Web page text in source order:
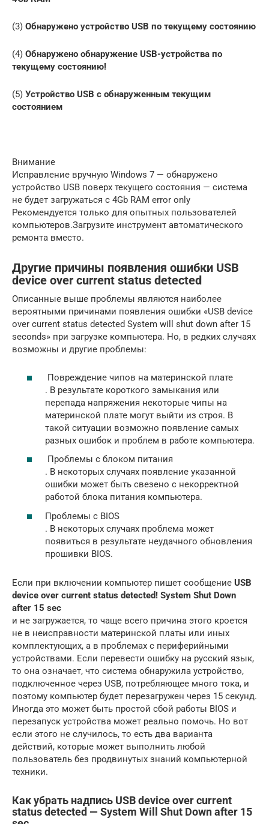
(3) Обнаружено устройство USB по текущему состоянию
(4) Обнаружено обнаружение USB-устройства по
текущему состоянию!
(5) Устройство USB с обнаруженным текущим
состоянием
Внимание
Исправление вручную Windows 7 — обнаружено
устройство USB поверх текущего состояния — система
не будет загружаться с 4Gb RAM error only
Рекомендуется только для опытных пользователей
компьютеров.Загрузите инструмент автоматического
ремонта вместо.
Другие причины появления ошибки USB
device over current status detected
Описанные выше проблемы являются наиболее
вероятными причинами появления ошибки «USB device
over current status detected System will shut down after 15
seconds» при загрузке компьютера. Но, в редких случаях
возможны и другие проблемы:
Повреждение чипов на материнской плате
. В результате короткого замыкания или
перепада напряжения некоторые чипы на
материнской плате могут выйти из строя. В
такой ситуации возможно появление самых
разных ошибок и проблем в работе компьютера.
Проблемы с блоком питания
. В некоторых случаях появление указанной
ошибки может быть свезено с некорректной
работой блока питания компьютера.
Проблемы с BIOS
. В некоторых случаях проблема может
появиться в результате неудачного обновления
прошивки BIOS.
Если при включении компьютер пишет сообщение USB
device over current status detected! System Shut Down
after 15 sec
и не загружается, то чаще всего причина этого кроется
не в неисправности материнской платы или иных
комплектующих, а в проблемах с периферийными
устройствами. Если перевести ошибку на русский язык,
то она означает, что система обнаружила устройство,
подключенное через USB, потребляющее много тока, и
поэтому компьютер будет перезагружен через 15 секунд.
Иногда это может быть простой сбой работы BIOS и
перезапуск устройства может реально помочь. Но вот
если этого не случилось, то есть два варианта
действий, которые может выполнить любой
пользователь без продвинутых знаний компьютерной
техники.
Как убрать надпись USB device over current
status detected — System Will Shut Down after 15